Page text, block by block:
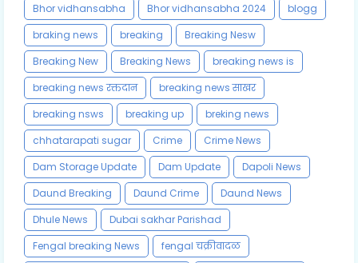
Bhor vidhansabha
Bhor vidhansabha 2024
blogg
braking news
breaking
Breaking Nesw
Breaking New
Breaking News
breaking news is
breaking news रक्तदान
breaking news साखर
breaking nsws
breaking up
breking news
chhatarapati sugar
Crime
Crime News
Dam Storage Update
Dam Update
Dapoli News
Daund Breaking
Daund Crime
Daund News
Dhule News
Dubai sakhar Parishad
Fengal breaking News
fengal चक्रीवादळ